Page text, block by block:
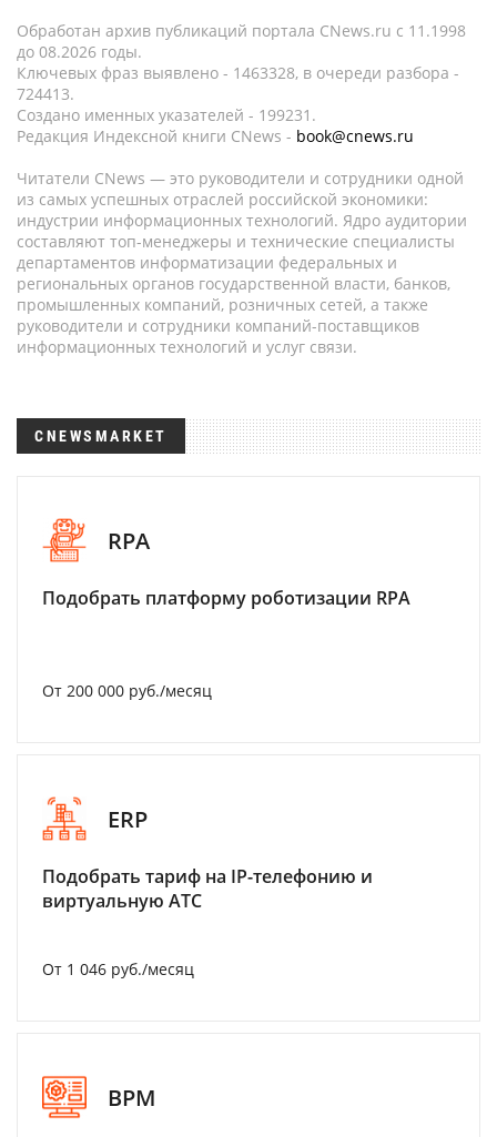
Обработан архив публикаций портала CNews.ru c 11.1998
до 08.2026 годы.
Ключевых фраз выявлено - 1463328, в очереди разбора -
724413.
Создано именных указателей - 199231.
Редакция Индексной книги CNews - book@cnews.ru
Читатели CNews — это руководители и сотрудники одной
из самых успешных отраслей российской экономики:
индустрии информационных технологий. Ядро аудитории
составляют топ-менеджеры и технические специалисты
департаментов информатизации федеральных и
региональных органов государственной власти, банков,
промышленных компаний, розничных сетей, а также
руководители и сотрудники компаний-поставщиков
информационных технологий и услуг связи.
CNEWSMARKET
RPA
Подобрать платформу роботизации RPA
От 200 000 руб./месяц
ERP
Подобрать тариф на IP-телефонию и
виртуальную АТС
От 1 046 руб./месяц
BPM